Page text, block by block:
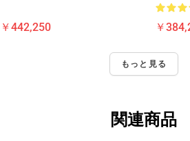
442,250 ￥
もっと見る
関連商品